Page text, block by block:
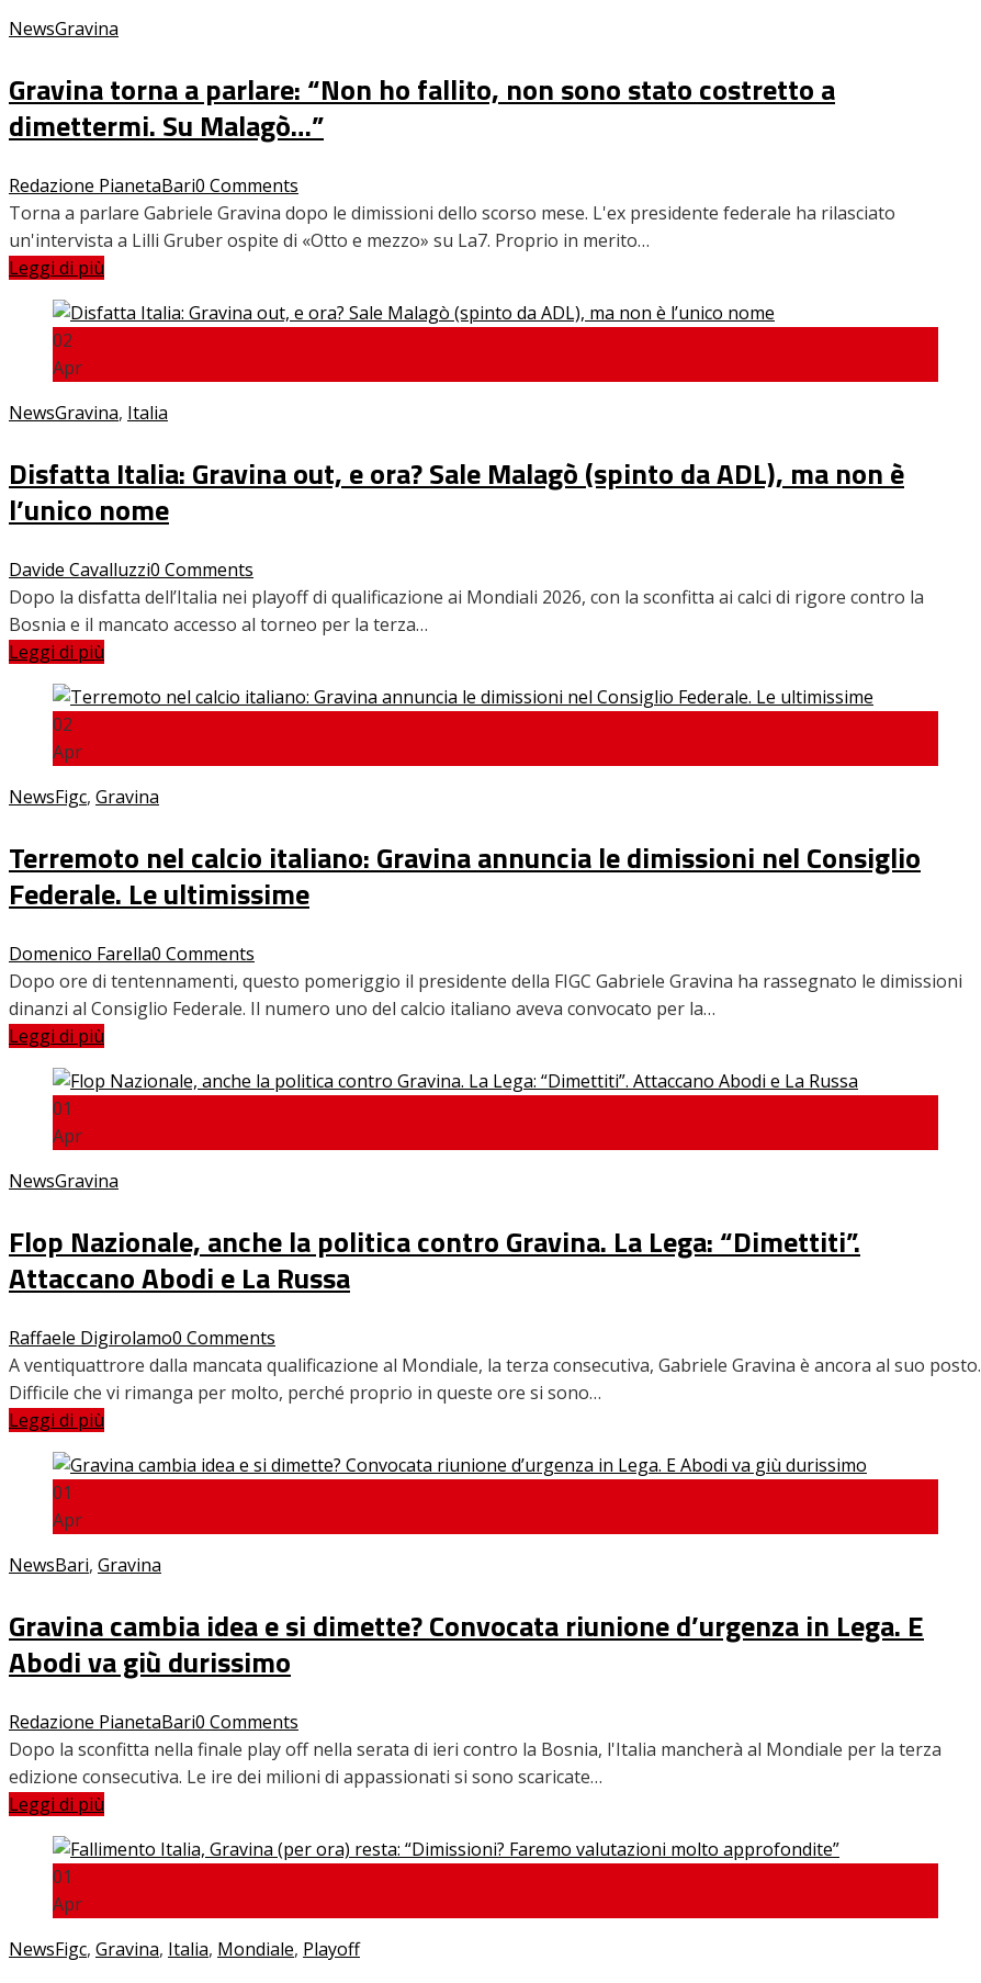
INTERVISTE
FOCUS
CALCIOMERCATO
SERIE B
Home
Amarcord
Ex
L’avversario
Giovanili
Le pagelle
Interviste
Focus
Serie B
NewsGravina
Gravina torna a parlare: “Non ho fallito, non sono stato costretto a
dimettermi. Su Malagò…”
Redazione PianetaBari0 Comments
Torna a parlare Gabriele Gravina dopo le dimissioni dello scorso mese. L'ex presidente federale ha rilasciato
un'intervista a Lilli Gruber ospite di «Otto e mezzo» su La7. Proprio in merito…
Leggi di più
02
Apr
NewsGravina, Italia
Disfatta Italia: Gravina out, e ora? Sale Malagò (spinto da ADL), ma non è
l’unico nome
Davide Cavalluzzi0 Comments
Dopo la disfatta dell’Italia nei playoff di qualificazione ai Mondiali 2026, con la sconfitta ai calci di rigore contro la
Bosnia e il mancato accesso al torneo per la terza…
Leggi di più
02
Apr
NewsFigc, Gravina
Terremoto nel calcio italiano: Gravina annuncia le dimissioni nel Consiglio
Federale. Le ultimissime
Domenico Farella0 Comments
Dopo ore di tentennamenti, questo pomeriggio il presidente della FIGC Gabriele Gravina ha rassegnato le dimissioni
dinanzi al Consiglio Federale. Il numero uno del calcio italiano aveva convocato per la…
Leggi di più
01
Apr
NewsGravina
Flop Nazionale, anche la politica contro Gravina. La Lega: “Dimettiti”.
Attaccano Abodi e La Russa
Raffaele Digirolamo0 Comments
A ventiquattrore dalla mancata qualificazione al Mondiale, la terza consecutiva, Gabriele Gravina è ancora al suo posto.
Difficile che vi rimanga per molto, perché proprio in queste ore si sono…
Leggi di più
01
Apr
NewsBari, Gravina
Gravina cambia idea e si dimette? Convocata riunione d’urgenza in Lega. E
Abodi va giù durissimo
Redazione PianetaBari0 Comments
Dopo la sconfitta nella finale play off nella serata di ieri contro la Bosnia, l'Italia mancherà al Mondiale per la terza
edizione consecutiva. Le ire dei milioni di appassionati si sono scaricate…
Leggi di più
01
Apr
NewsFigc, Gravina, Italia, Mondiale, Playoff